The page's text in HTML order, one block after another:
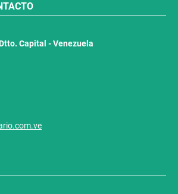
Capital - Venezuela